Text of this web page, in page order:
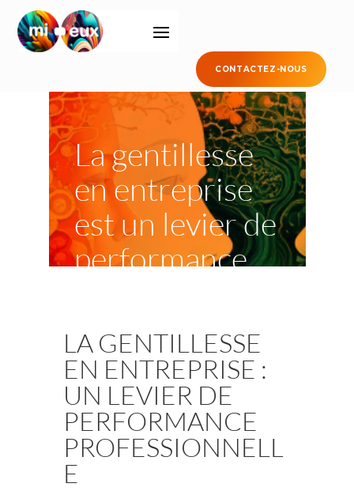
CONTACTEZ-NOUS
La gentillesse
en entreprise
est un levier de
performance
e
LA GENTILLESSE
EN ENTREPRISE :
UN LEVIER DE
PERFORMANCE
PROFESSIONNELL
E